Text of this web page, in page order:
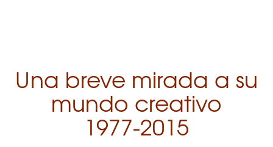
Una breve mirada a su
mundo creativo
1977-2015